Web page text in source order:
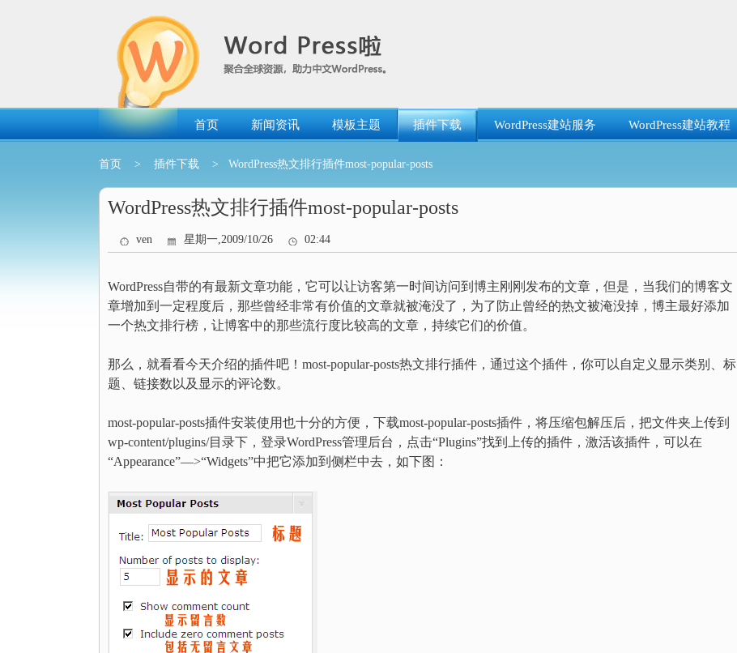
首页 新闻资讯 模板主题 插件下载 WordPress建站服务 WordPress建站教程
首页 > 插件下载 > WordPress热文排行插件most-popular-posts
WordPress热文排行插件most-popular-posts
ven 星期一,2009/10/26 02:44
WordPress自带的有最新文章功能，它可以让访客第一时间访问到博主刚刚发布的文章，但是，当我们的博客文
章增加到一定程度后，那些曾经非常有价值的文章就被淹没了，为了防止曾经的热文被淹没掉，博主最好添加
一个热文排行榜，让博客中的那些流行度比较高的文章，持续它们的价值。
那么，就看看今天介绍的插件吧！most-popular-posts热文排行插件，通过这个插件，你可以自定义显示类别、标
题、链接数以及显示的评论数。
most-popular-posts插件安装使用也十分的方便，下载most-popular-posts插件，将压缩包解压后，把文件夹上传到
wp-content/plugins/目录下，登录WordPress管理后台，点击“Plugins”找到上传的插件，激活该插件，可以在
“Appearance”—>“Widgets”中把它添加到侧栏中去，如下图：